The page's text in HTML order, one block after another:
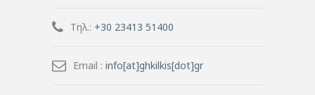
Τηλ.: +30 23413 51400
Email : info[at]ghkilkis[dot]gr